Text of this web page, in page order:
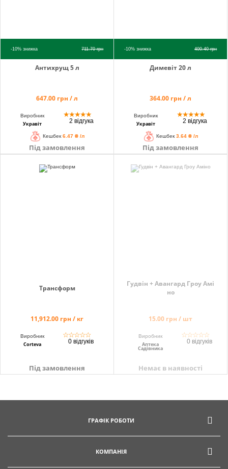
-10%знижка 711.70грн
Антихрущ 5 л
647.00 грн / л
Виробник
Укравіт
★★★★★
2 відгука
Кешбек 6.47 ₴ /л
Під замовлення
-10%знижка 400.40грн
Димевіт 20 л
364.00 грн / л
Виробник
Укравіт
★★★★★
2 відгука
Кешбек 3.64 ₴ /л
Під замовлення
Трансформ
11,912.00 грн / кг
Виробник
Corteva
☆☆☆☆☆
0 відгуків
Під замовлення
Гудвін + Авангард Гроу Амі
но
15.00 грн / шт
Виробник
Аптека
Садівника
☆☆☆☆☆
0 відгуків
Немає в наявності
ГРАФІК РОБОТИ
КОМПАНІЯ